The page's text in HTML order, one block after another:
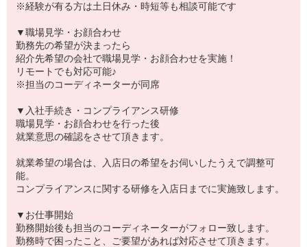
※経験が有る方は土日休み・時短等も相談可能です
▼職場見学・お顔合わせ
勤務先の希望が決まったら
紹介先希望の会社で職場見学・お顔合わせを実施！
リモートでも対応可能♪
※担当のコーディネーターが同席
▼入社手続き・コンプライアンス研修
職場見学・お顔合わせを行った後
就業意思の確認をさせて頂きます。
就業希望の場合は、入店日の希望をお伺いしたうえで調整可
能。
コンプライアンスに関する研修を入店日までに実施致します。
▼お仕事開始
勤務開始後も担当のコーディネーターがフォロー致します。
勤務時で困ったこと、ご要望があれば対応させて頂きます。